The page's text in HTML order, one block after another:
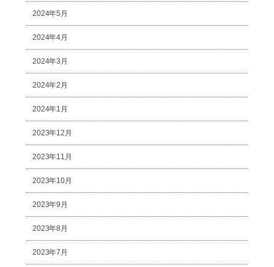
2024年5月
2024年4月
2024年3月
2024年2月
2024年1月
2023年12月
2023年11月
2023年10月
2023年9月
2023年8月
2023年7月